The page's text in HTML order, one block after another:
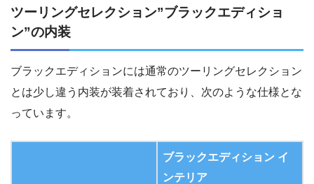
ツーリングセレクション”ブラックエディショ
ン”の内装
ブラックエディションには通常のツーリングセレクション
とは少し違う内装が装着されており、次のような仕様とな
っています。
ブラックエディション イ
ンテリア